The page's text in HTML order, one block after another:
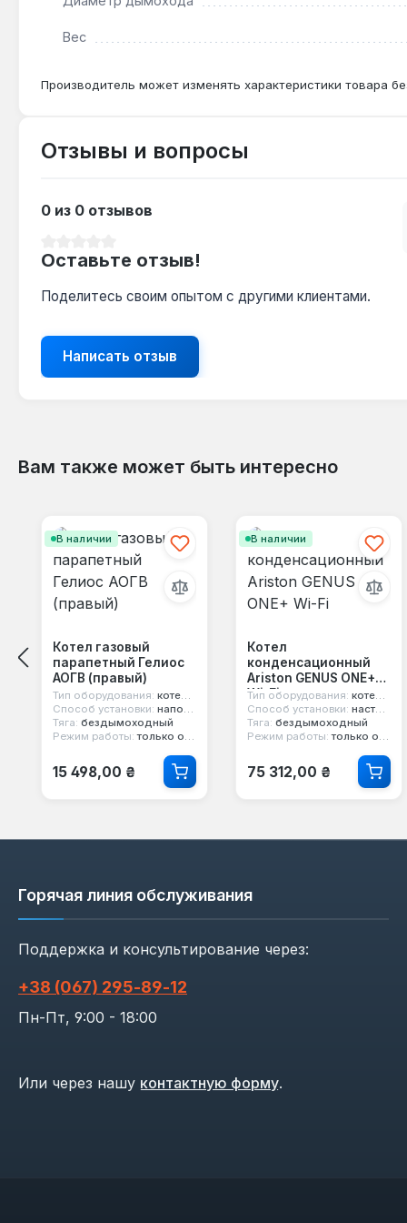
Вес
Производитель может изменять характеристики товара
Отзывы и вопросы
0 из 0 отзывов
Оставьте отзыв!
Поделитесь своим опытом с другими клиентами.
Написать отзыв
Вам также может быть интересно
В наличии
Котел газовый
парапетный Гелиос
АОГВ (правый)
Тип оборудования: котел парапетный
Способ установки: напольный
Тяга: бездымоходный
Режим работы: только отопление
Обычная цена:
15 498,00 ₴
В наличии
Котел
конденсационный
Ariston GENUS ONE+
Wi-Fi
Тип оборудования: котел конденсационный
Способ установки: настенный
Тяга: бездымоходный
Режим работы: только отопление
Обычная цена:
75 312,00 ₴
Горячая линия обслуживания
Поддержка и консультирование через:
+38 (067) 295‑89‑12
Пн-Пт, 9:00 - 18:00
Или через нашу контактную форму.